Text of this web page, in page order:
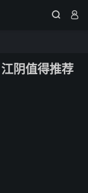
 
阴值得推荐